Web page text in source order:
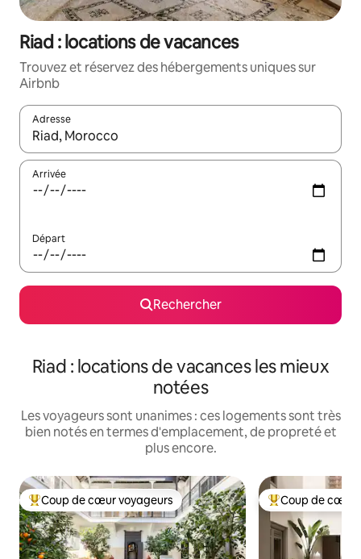
Riad : locations de vacances
Trouvez et réservez des hébergements uniques sur
Airbnb
Adresse
Lorsque les résultats s'affichent, utilisez les flèches vers le
Arrivée
Départ
Rechercher
Riad : locations de vacances les mieux
notées
Les voyageurs sont unanimes : ces logements sont très
bien notés en termes d'emplacement, de propreté et
plus encore.
Coups de cœur voyageurs les plus appréciés
Coup de cœur voyageurs Coups de cœur
Coup de cœur